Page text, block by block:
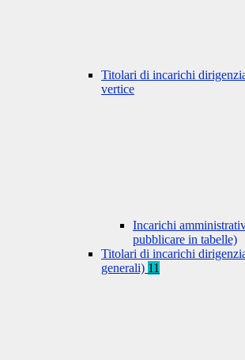
Titolari di incarichi
vertice
Incarichi
pubblicare in tabelle)
Titolari di incarichi
generali) 11